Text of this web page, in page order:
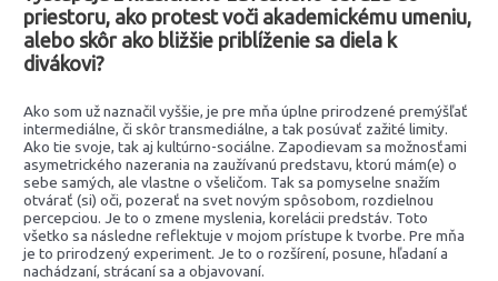
priestoru, ako protest voči akademickému umeniu,
alebo skôr ako bližšie priblíženie sa diela k
divákovi?
Ako som už naznačil vyššie, je pre mňa úplne prirodzené premýšľať
intermediálne, či skôr transmediálne, a tak posúvať zažité limity.
Ako tie svoje, tak aj kultúrno-sociálne. Zapodievam sa možnosťami
asymetrického nazerania na zaužívanú predstavu, ktorú mám(e) o
sebe samých, ale vlastne o všeličom. Tak sa pomyselne snažím
otvárať (si) oči, pozerať na svet novým spôsobom, rozdielnou
percepciou. Je to o zmene myslenia, korelácii predstáv. Toto
všetko sa následne reflektuje v mojom prístupe k tvorbe. Pre mňa
je to prirodzený experiment. Je to o rozšírení, posune, hľadaní a
nachádzaní, strácaní sa a objavovaní.